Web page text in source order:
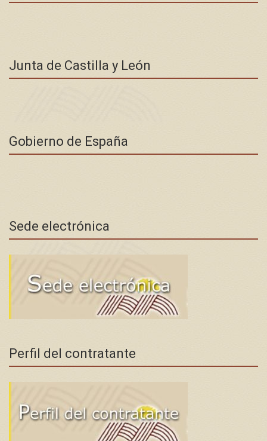
Junta de Castilla y León
Gobierno de España
Sede electrónica
Perfil del contratante